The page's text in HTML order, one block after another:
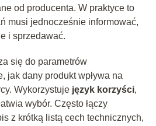
od producenta. W praktyce to
musi jednocześnie informować,
i sprzedawać.
się do parametrów
jak dany produkt wpływa na
Wykorzystuje język korzyści,
wybór. Często łączy
z krótką listą cech technicznych,